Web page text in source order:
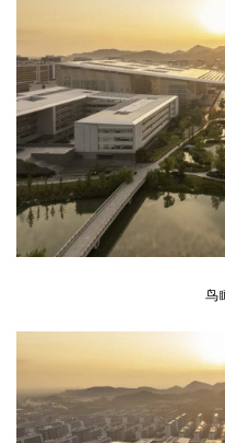
企业招聘
企业会员
关于投稿
广告投放
关于我们
联系我们
鸟